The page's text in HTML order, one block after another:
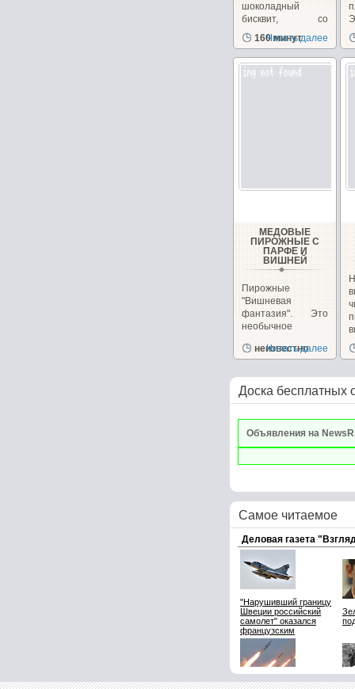
шоколадный
бисквит, со
сметанным
кремом...
160 минут
Читать далее
МЕДОВЫЕ
ПИРОЖНЫЕ С
ПАРФЕ И
ВИШНЕЙ
Пирожные
"Вишневая
фантазия". Это
необычное
сочетает в себе,...
неизвестно
Читать далее
Доска бесплатных
Объявления на
Самое читаемое